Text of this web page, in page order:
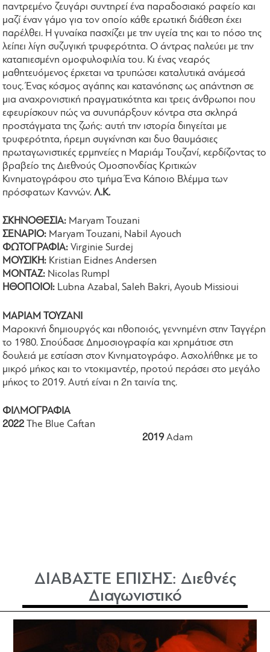
παντρεμένο ζευγάρι συντηρεί ένα παραδοσιακό ραφείο και
μαζί έναν γάμο για τον οποίο κάθε ερωτική διάθεση έχει
παρέλθει. Η γυναίκα πασχίζει με την υγεία της και το πόσο της
λείπει λίγη συζυγική τρυφερότητα. Ο άντρας παλεύει με την
καταπιεσμένη ομοφυλοφιλία του. Κι ένας νεαρός
μαθητευόμενος έρχεται να τρυπώσει καταλυτικά ανάμεσά
τους. Ένας κόσμος αγάπης και κατανόησης ως απάντηση σε
μια αναχρονιστική πραγματικότητα και τρεις άνθρωποι που
εφευρίσκουν πώς να συνυπάρξουν κόντρα στα σκληρά
προστάγματα της ζωής: αυτή την ιστορία διηγείται με
τρυφερότητα, ήρεμη συγκίνηση και δυο θαυμάσιες
πρωταγωνιστικές ερμηνείες η Μαριάμ Τουζανί, κερδίζοντας το
βραβείο της Διεθνούς Ομοσπονδίας Κριτικών
Κινηματογράφου στο τμήμα Ένα Κάποιο Βλέμμα των
πρόσφατων Καννών.Λ.Κ.
ΣΚΗΝΟΘΕΣΙΑ: Maryam Touzani
ΣΕΝΑΡΙΟ: Maryam Touzani, Nabil Ayouch
ΦΩΤΟΓΡΑΦΙΑ:Virginie Surdej
ΜΟΥΣΙΚΗ: Kristian Eidnes Andersen
ΜΟΝΤΑΖ: Nicolas Rumpl
ΗΘΟΠΟΙΟΙ: Lubna Azabal, Saleh Bakri, Ayoub Missioui
ΜΑΡΙΑΜ ΤΟΥΖΑΝΙ
Μαροκινή δημιουργός και ηθοποιός, γεννημένη στην Ταγγέρη
το 1980. Σπούδασε Δημοσιογραφία και χρημάτισε στη
δουλειά με εστίαση στον Κινηματογράφο. Ασχολήθηκε με το
μικρό μήκος και το ντοκιμαντέρ, προτού περάσει στο μεγάλο
μήκος το 2019. Αυτή είναι η 2η ταινία της.
ΦΙΛΜΟΓΡΑΦΙΑ
2022
The Blue Caftan
2019Adam
ΔΙΑΒΑΣΤΕ ΕΠΙΣΗΣ: Διεθνές
Διαγωνιστικό